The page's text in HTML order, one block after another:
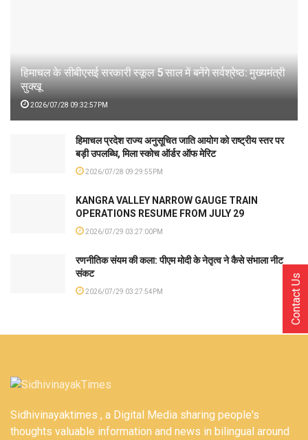
हिमाचल के सीबीएसई सरकारी स्कूल 5 साल में बनेंगे सर्वश्रेष्ठ: मुख्यमंत्री
सुक्खू
2026/07/28 09:32:57PM
हिमाचल प्रदेश राज्य अनुसूचित जाति आयोग को राष्ट्रीय स्तर पर
बड़ी उपलब्धि, मिला स्कोच ऑर्डर ऑफ मेरिट
2026/07/28 09:29:55PM
KANGRA VALLEY NARROW GAUGE TRAIN
OPERATIONS RESUME FROM JULY 29
2026/07/29 03:27:00PM
रणनीतिक संयम की कला: पीएम मोदी के नेतृत्व ने कैसे संभाला नीट
संकट
2026/07/29 03:27:54PM
Sidhivinayaktimes , a Digital Media sharing people's
thoughts valuable information and news in bilingual around
Contact Us